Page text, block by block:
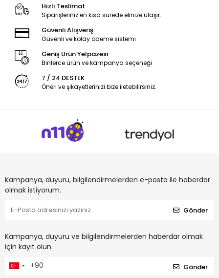
Hızlı Teslimat
Siparişleriniz en kısa sürede elinize ulaşır.
Güvenli Alışveriş
Güvenli ve kolay ödeme sistemi
Geniş Ürün Yelpazesi
Binlerce ürün ve kampanya seçeneği
7 / 24 DESTEK
Öneri ve şikayetlerinizi bize iletebilirsiniz.
Kampanya, duyuru, bilgilendirmelerden e-posta ile haberdar
olmak istiyorum.
Gönder
Kampanya, duyuru ve bilgilendirmelerden haberdar olmak
için kayıt olun.
Gönder